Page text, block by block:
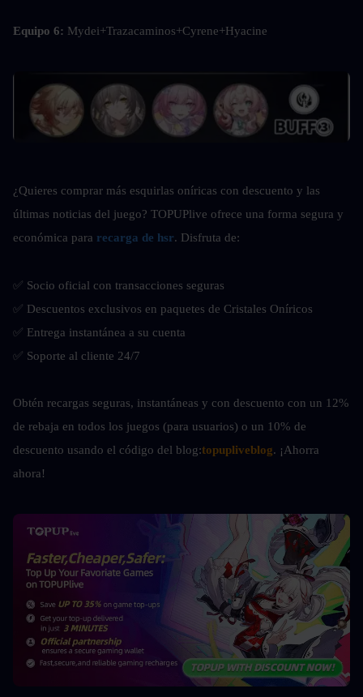
Equipo 6: Mydei+Trazacaminos+Cyrene+Hyacine
¿Quieres comprar más esquirlas oníricas con descuento y las
últimas noticias del juego? TOPUPlive ofrece una forma segura y
económica para recarga de hsr. Disfruta de:
✅ Socio oficial con transacciones seguras
✅ Descuentos exclusivos en paquetes de Cristales Oníricos
✅ Entrega instantánea a su cuenta
✅ Soporte al cliente 24/7
Obtén recargas seguras, instantáneas y con descuento con un 12%
de rebaja en todos los juegos (para usuarios) o un 10% de
descuento usando el código del blog:topupliveblog. ¡Ahorra
ahora!